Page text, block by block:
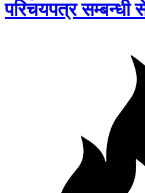
परिचयपत्र सम्बन्धी